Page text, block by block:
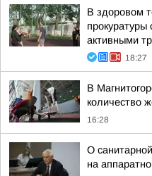
В здоровом
прокуратуры
активными
18:27
В
количество
16:28
О
на